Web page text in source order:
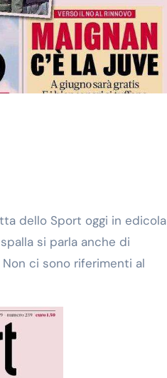
dello Sport oggi in edicola
si parla anche di
ci sono riferimenti al